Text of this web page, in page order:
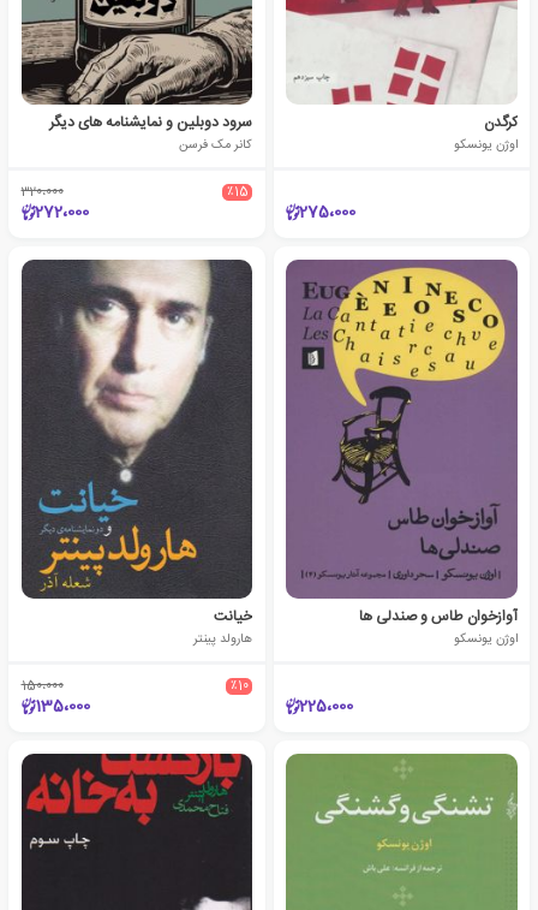
کرگدن
اوژن یونسکو
275،000
سرود دوبلین و نمایشنامه های دیگر
کانر مک فرسن
٪15 320،000
272،000
آوازخوان طاس و صندلی ها
اوژن یونسکو
225،000
خیانت
هارولد پینتر
٪10 150،000
135،000